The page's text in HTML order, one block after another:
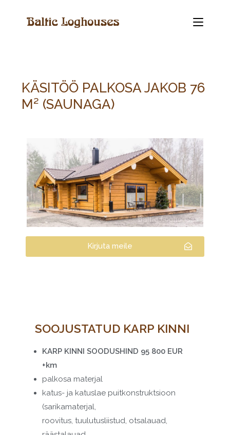
KÄSITÖÖ PALKOSA JAKOB 76
M² (SAUNAGA)
Kirjuta meile
SOOJUSTATUD KARP KINNI
KARP KINNI SOODUSHIND 95 800 EUR
+km
palkosa materjal
katus- ja katuslae puitkonstruktsioon
(sarikamaterjal,
roovitus, tuulutusliistud, otsalauad,